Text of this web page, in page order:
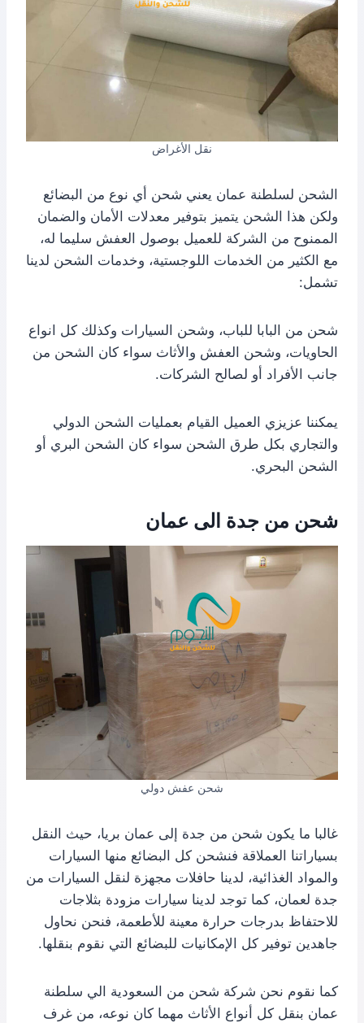
نقل الأغراض
الشحن لسلطنة عمان يعني شحن أي نوع من البضائع
ولكن هذا الشحن يتميز بتوفير معدلات الأمان والضمان
الممنوح من الشركة للعميل بوصول العفش سليما له،
مع الكثير من الخدمات اللوجستية، وخدمات الشحن لدينا
تشمل:
شحن من البابا للباب، وشحن السيارات وكذلك كل انواع
الحاويات، وشحن العفش والأثاث سواء كان الشحن من
جانب الأفراد أو لصالح الشركات.
يمكننا عزيزي العميل القيام بعمليات الشحن الدولي
والتجاري بكل طرق الشحن سواء كان الشحن البري أو
الشحن البحري.
شحن من جدة الى عمان
شحن عفش دولي
غالبا ما يكون شحن من جدة إلى عمان بريا، حيث النقل
بسياراتنا العملاقة فنشحن كل البضائع منها السيارات
والمواد الغذائية، لدينا حافلات مجهزة لنقل السيارات من
جدة لعمان، كما توجد لدينا سيارات مزودة بثلاجات
للاحتفاظ بدرجات حرارة معينة للأطعمة، فنحن نحاول
جاهدين توفير كل الإمكانيات للبضائع التي نقوم بنقلها.
كما نقوم نحن شركة شحن من السعودية الي سلطنة
عمان بنقل كل أنواع الأثاث مهما كان نوعه، من غرف